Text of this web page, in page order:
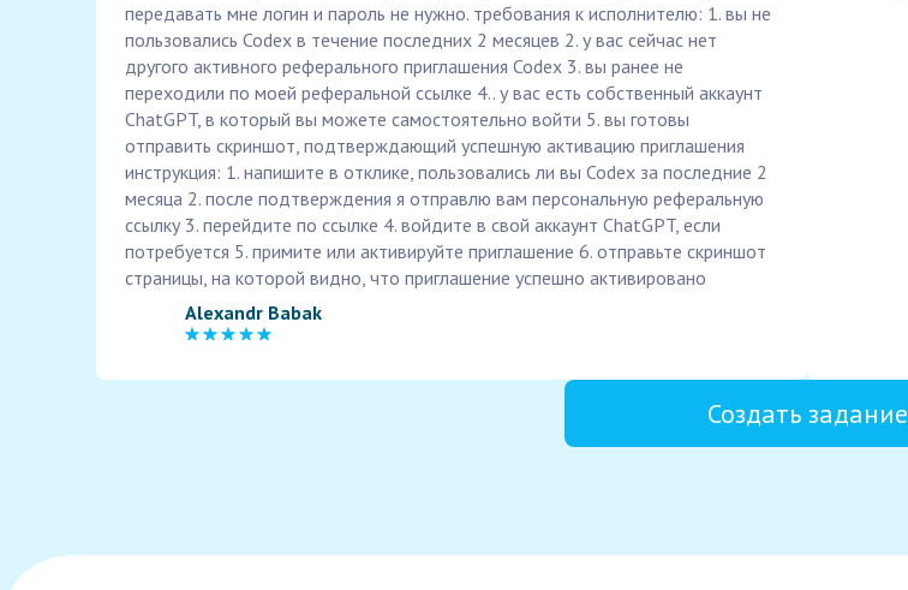
передавать мне логин и пароль не нужно. требования к исполнителю: 1. вы не
пользовались Codex в течение последних 2 месяцев 2. у вас сейчас нет
другого активного реферального приглашения Codex 3. вы ранее не
переходили по моей реферальной ссылке 4.. у вас есть собственный аккаунт
ChatGPT, в который вы можете самостоятельно войти 5. вы готовы
отправить скриншот, подтверждающий успешную активацию приглашения
инструкция: 1. напишите в отклике, пользовались ли вы Codex за последние 2
месяца 2. после подтверждения я отправлю вам персональную реферальную
ссылку 3. перейдите по ссылке 4. войдите в свой аккаунт ChatGPT, если
потребуется 5. примите или активируйте приглашение 6. отправьте скриншот
страницы, на которой видно, что приглашение успешно активировано
Alexandr Babak
Создать задание